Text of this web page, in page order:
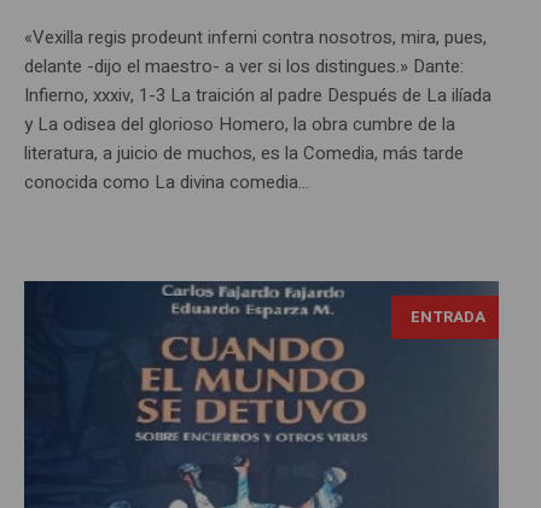
«Vexilla regis prodeunt inferni contra nosotros, mira, pues,
delante -dijo el maestro- a ver si los distingues.» Dante:
Infierno, xxxiv, 1-3 La traición al padre Después de La ilíada
y La odisea del glorioso Homero, la obra cumbre de la
literatura, a juicio de muchos, es la Comedia, más tarde
conocida como La divina comedia...
ENTRADA